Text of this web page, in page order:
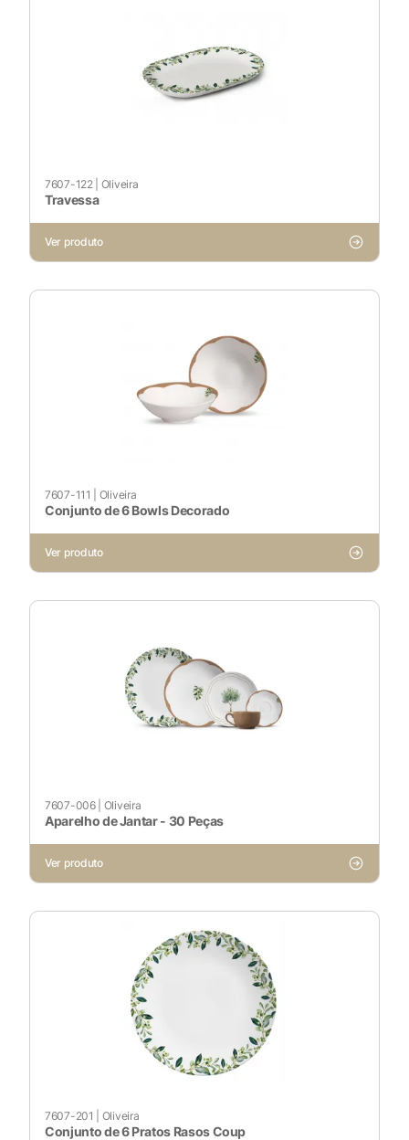
Pesquisar
7607-122| Oliveira
Travessa
Ver produto
7607-111 Oliveira
Conjunto de 6 Bowls Decorado
Ver produto
7607-006| Oliveira
Aparelho de Jantar - 30 Peças
Ver produto
7607-201 Oliveira
Conjunto de 6 Pratos Rasos Coup
X
Cookies Não Necessários